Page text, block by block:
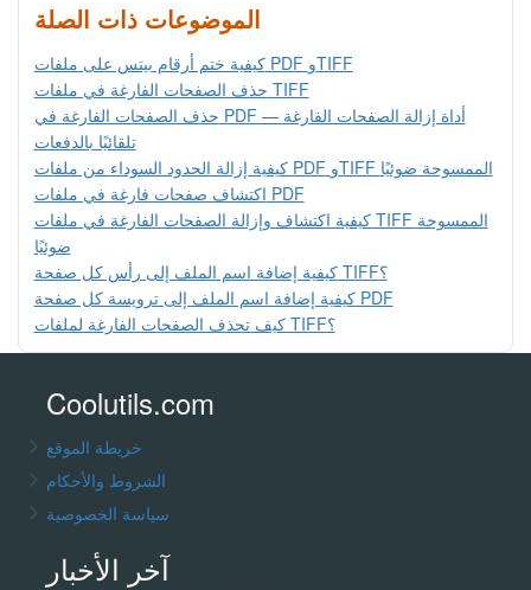
الموضوعات ذات الصلة
كيفية ختم أرقام بيتس على ملفات PDF وTIFF
حذف الصفحات الفارغة في ملفات TIFF
حذف الصفحات الفارغة في PDF — أداة إزالة الصفحات الفارغة
تلقائيًا بالدفعات
كيفية إزالة الحدود السوداء من ملفات PDF وTIFF الممسوحة ضوئيًا
اكتشاف صفحات فارغة في ملفات PDF
كيفية اكتشاف وإزالة الصفحات الفارغة في ملفات TIFF الممسوحة
ضوئيًا
كيفية إضافة اسم الملف إلى رأس كل صفحة TIFF؟
كيفية إضافة اسم الملف إلى ترويسة كل صفحة PDF
كيف تحذف الصفحات الفارغة لملفات TIFF؟
Coolutils.com
خريطة الموقع
الشروط والأحكام
سياسة الخصوصية
آخر الأخبار